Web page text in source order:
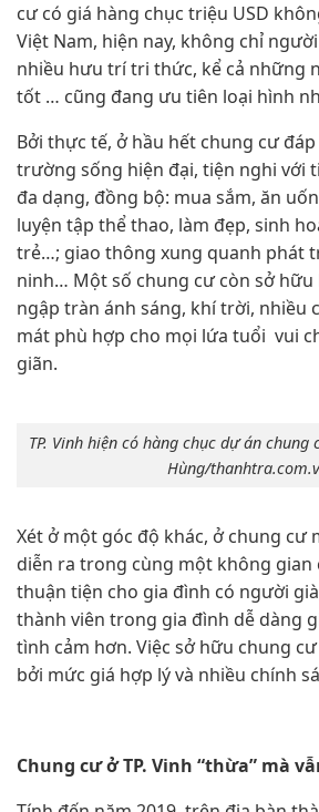
cư có giá hàng chục triệu USD
Việt Nam, hiện nay, không chỉ
nhiều hưu trí tri thức, kể cả những
tốt … cũng đang ưu tiên loại hình
Bởi thực tế, ở hầu hết chung cư
trường sống hiện đại, tiện nghi với
đa dạng, đồng bộ: mua sắm, ăn
luyện tập thể thao, làm đẹp, sinh
trẻ…; giao thông xung quanh phát
ninh… Một số chung cư còn sở
ngập tràn ánh sáng, khí trời, nhiều
mát phù hợp cho mọi lứa tuổi vui
giãn.
TP. Vinh hiện có hàng chục dự án chung
Hùng/
Xét ở một góc độ khác, ở chung cư
diễn ra trong cùng một không gian
thuận tiện cho gia đình có người
thành viên trong gia đình dễ dàng
tình cảm hơn. Việc sở hữu chung
bởi mức giá hợp lý và nhiều chính
Chung cư ở TP. Vinh “thừa” mà